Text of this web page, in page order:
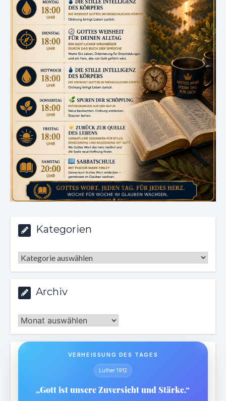
Kategorien
Kategorien
Archiv
Archiv
VERHEISSUNG DES TAGES
Luther 1912
„Gott ist unsere Zuversicht und Stärke.“